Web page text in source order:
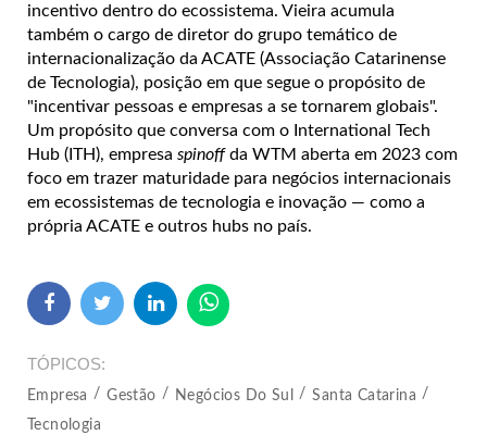
incentivo dentro do ecossistema. Vieira acumula
também o cargo de diretor do grupo temático de
internacionalização da ACATE (Associação Catarinense
de Tecnologia), posição em que segue o propósito de
"incentivar pessoas e empresas a se tornarem globais".
Um propósito que conversa com o International Tech
Hub (ITH), empresa spinoffda WTM aberta em 2023 com
foco em trazer maturidade para negócios internacionais
em ecossistemas de tecnologia e inovação — como a
própria ACATE e outros hubs no país.
TÓPICOS
Empresa Gestão Negócios Do Sul
Santa Catarina
Tecnologia